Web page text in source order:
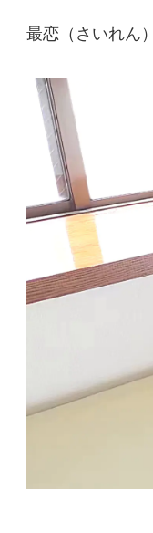
最恋（さいれん